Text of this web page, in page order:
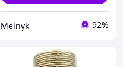
Melnyk 92%